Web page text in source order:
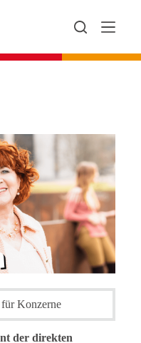
Konzerne
der direkten